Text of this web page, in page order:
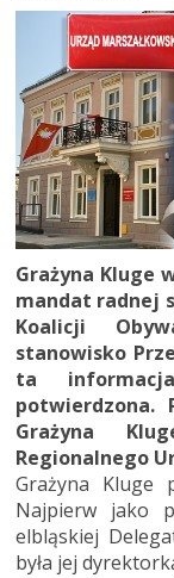
Grażyna Kluge
mandat radnej
Koalicji
stanowisko
ta
Grażyna
Regionalnego
Grażyna Kluge
Najpierw jako
elbląskiej
była jej